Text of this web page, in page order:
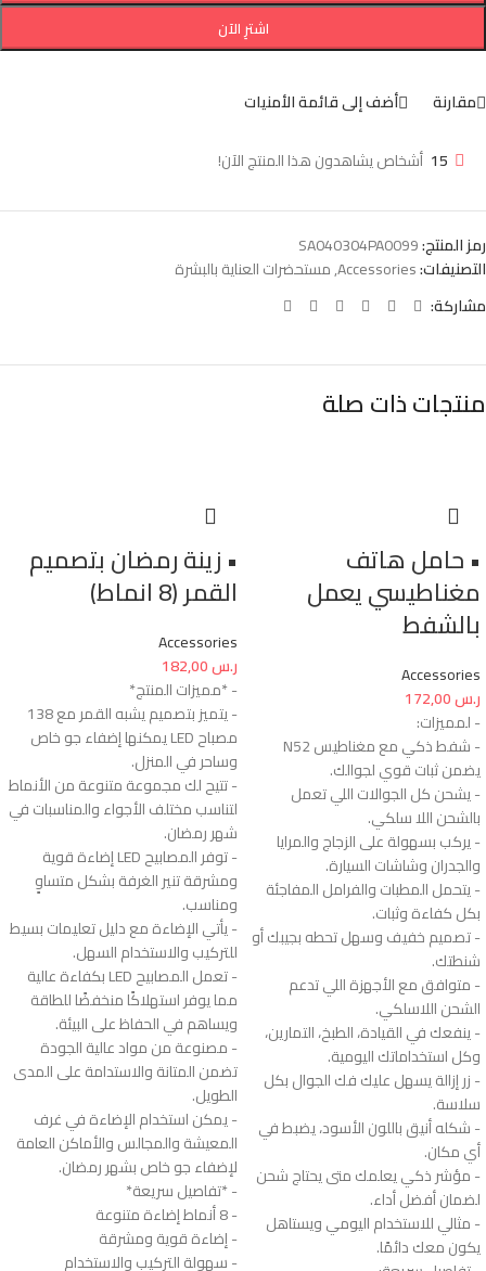
اشترِ الآن
مقارنة أضف إلى قائمة الأمنيات
15 أشخاص يشاهدون هذا المنتج الآن!
رمز المنتج:SA040304PA0099
التصنيفات:Accessories
,مستحضرات العناية بالبشرة
مشاركة:
منتجات ذات صلة
• حامل هاتف
مغناطيسي يعمل
بالشفط
Accessories
ر.س
- لمميزات:
- شفط ذكي مع مغناطيس N52
يضمن ثبات قوي لجوالك.
- يشحن كل الجوالات اللي تعمل
بالشحن اللا سلكي.
- يركب بسهولة على الزجاج والمرايا
والجدران وشاشات السيارة.
- يتحمل المطبات والفرامل المفاجئة
بكل كفاءة وثبات.
- تصميم خفيف وسهل تحطه بجيبك أو
شنطتك.
- متوافق مع الأجهزة اللي تدعم
الشحن اللاسلكي.
- ينفعك في القيادة، الطبخ، التمارين،
وكل استخداماتك اليومية.
- زر إزالة يسهل عليك فك الجوال بكل
سلاسة.
- شكله أنيق باللون الأسود، يضبط في
أي مكان.
- مؤشر ذكي يعلمك متى يحتاج شحن
لضمان أفضل أداء.
- مثالي للاستخدام اليومي ويستاهل
يكون معك دائمًا.
• زينة رمضان بتصميم
القمر (8 انماط)
Accessories
ر.س
- *مميزات المنتج*
- يتميز بتصميم يشبه القمر مع 138
مصباح LED يمكنها إضفاء جو خاص
وساحر في المنزل.
- تتيح لك مجموعة متنوعة من الأنماط
لتناسب مختلف الأجواء والمناسبات في
شهر رمضان.
- توفر المصابيح LED إضاءة قوية
ومشرقة تنير الغرفة بشكل متساوٍ
ومناسب.
- يأتي الإضاءة مع دليل تعليمات بسيط
للتركيب والاستخدام السهل.
- تعمل المصابيح LED بكفاءة عالية
مما يوفر استهلاكًا منخفضًا للطاقة
ويساهم في الحفاظ على البيئة.
- مصنوعة من مواد عالية الجودة
تضمن المتانة والاستدامة على المدى
الطويل.
- يمكن استخدام الإضاءة في غرف
المعيشة والمجالس والأماكن العامة
لإضفاء جو خاص بشهر رمضان.
- *تفاصيل سريعة*
- 8 أنماط إضاءة متنوعة
- إضاءة قوية ومشرقة
- سهولة التركيب والاستخدام